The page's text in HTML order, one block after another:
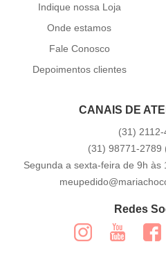
Indique nossa Loja
Onde estamos
Fale Conosco
Depoimentos clientes
CANAIS DE
(31)
(31) 98771-2789
Segunda a sexta-feira de 9h às
Redes